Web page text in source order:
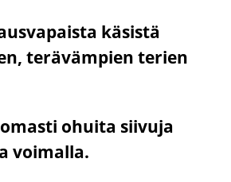
käsistä
terävämpien terien
ohuita siivuja
voimalla.